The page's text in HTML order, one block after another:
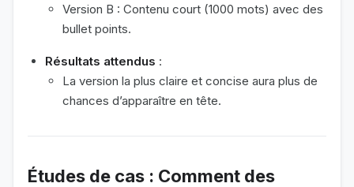
Version B : Contenu court (1000 mots) avec des
bullet points.
Résultats attendus :
La version la plus claire et concise aura plus de
chances d’apparaître en tête.
Études de cas : Comment des